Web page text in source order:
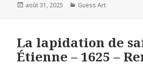
Posted
août 31, 2025 Categories
Guess Art
La lapidation de
Étienne – 1625 –